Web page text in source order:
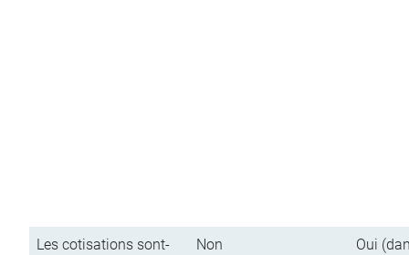
Les cotisations sont-
Non
Oui